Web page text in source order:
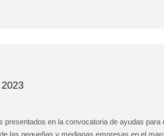
en la convocatoria de ayudas para
las pequeñas y medianas empresas en el